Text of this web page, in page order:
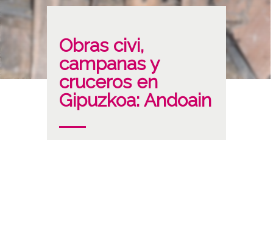
Obras civi,
campanas y
cruceros en
Gipuzkoa: Andoain